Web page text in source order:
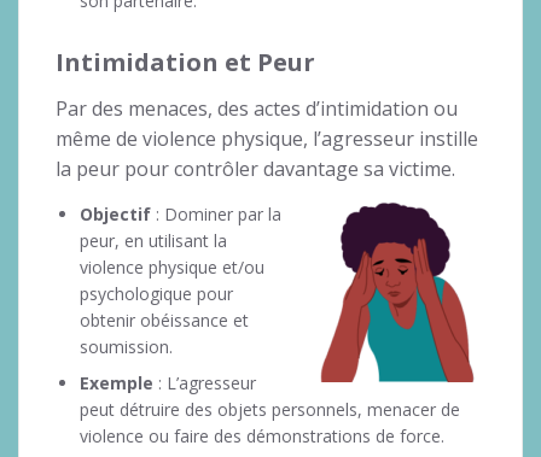
Intimidation et Peur
Par des menaces, des actes d’intimidation ou
même de violence physique, l’agresseur instille
la peur pour contrôler davantage sa victime.
Objectif : Dominer par la
peur, en utilisant la
violence physique et/ou
psychologique pour
obtenir obéissance et
soumission.
Exemple : L’agresseur
peut détruire des objets personnels, menacer de
violence ou faire des démonstrations de force.